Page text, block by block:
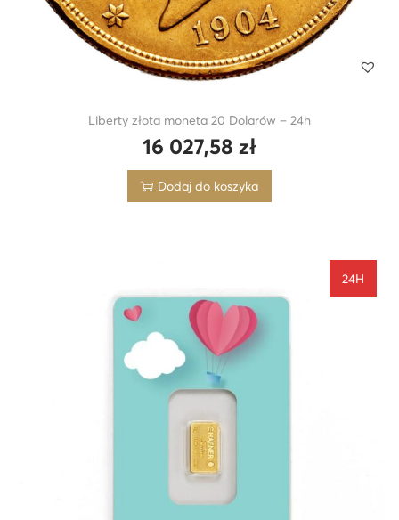
Liberty złota moneta 20 Dolarów – 24h
16 027,58 zł
Dodaj do koszyka
24H